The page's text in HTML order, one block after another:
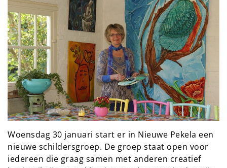
Woensdag 30 januari start er in Nieuwe Pekela een
nieuwe schildersgroep. De groep staat open voor
iedereen die graag samen met anderen creatief